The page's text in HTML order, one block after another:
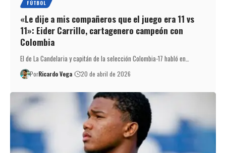
FÚTBOL
«Le dije a mis compañeros que el juego era 11 vs
11»: Eider Carrillo, cartagenero campeón con
Colombia
El de La Candelaria y capitán de la selección Colombia-17 habló en…
PorRicardo Vega 20 de abril de 2026